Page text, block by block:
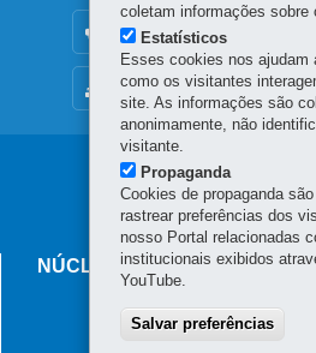
MAPA DO SITE
OUVIDORIA
Navegação
principal
NÚCLEO REGIONAL DE
85.200-000-Pitanga
coletam informações sobre
Estatísticos
Esses cookies nos ajudam
como os visitantes
site. As informações são
anonimamente, não
visitante.
Propaganda
Cookies de propaganda
rastrear preferências dos
nosso Portal relacionadas
institucionais exibidos
YouTube.
Salvar preferências